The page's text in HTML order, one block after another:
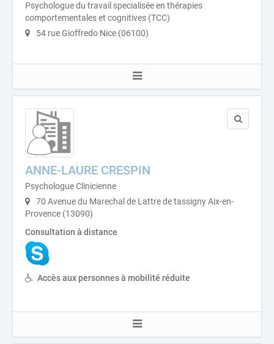
Psychologue du travail specialisée en thérapies
comportementales et cognitives (TCC)
54 rue Gioffredo Nice (06100)
ANNE-LAURE CRESPIN
Psychologue Clinicienne
70 Avenue du Marechal de Lattre de tassigny Aix-en-
Provence (13090)
Consultation à distance
Accès aux personnes à mobilité réduite